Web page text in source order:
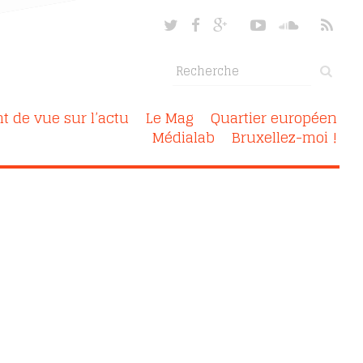
de vue sur l’actu Le Mag Quartier européen
Médialab Bruxellez-moi !